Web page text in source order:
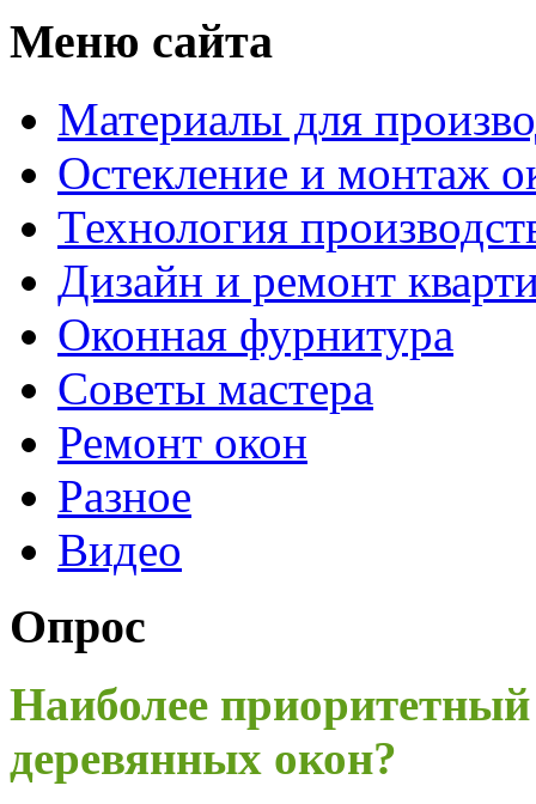
Меню сайта
Материалы для
Остекление и монтаж
Технология
Дизайн и ремонт
Оконная фурнитура
Советы мастера
Ремонт окон
Разное
Видео
Опрос
Наиболее
деревянных окон?